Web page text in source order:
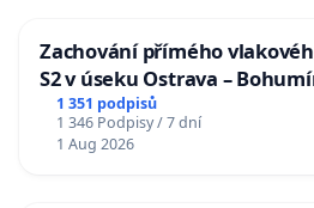
Zachování přímého
S2 v úseku Ostrava –
u Jablunkova
1 351 podpisů
1 346 Podpisy / 7 dní
1 Aug 2026